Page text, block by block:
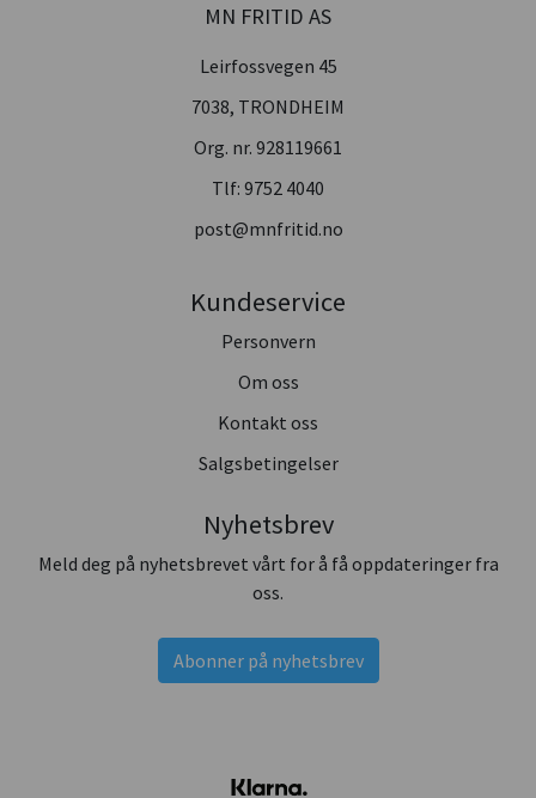
MN FRITID AS
Leirfossvegen 45
7038, TRONDHEIM
Org. nr. 928119661
Tlf: 9752 4040
post@mnfritid.no
Kundeservice
Personvern
Om oss
Kontakt oss
Salgsbetingelser
Nyhetsbrev
Meld deg på nyhetsbrevet vårt for å få oppdateringer fra
oss.
Abonner på nyhetsbrev